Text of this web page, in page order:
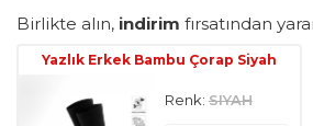
Birlikte alın, indirim fırsatından
Yazlık Erkek Bambu Çorap Siyah
Renk: SIYAH